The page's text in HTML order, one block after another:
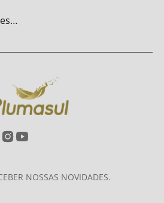
NOSSAS NOVIDADES.